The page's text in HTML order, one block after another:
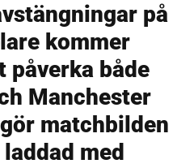
på
kommer
påverka både
Manchester
matchbilden
med